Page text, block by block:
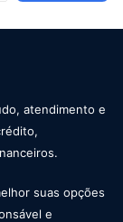
q
a
r
:
atendimento e
suas opções
e